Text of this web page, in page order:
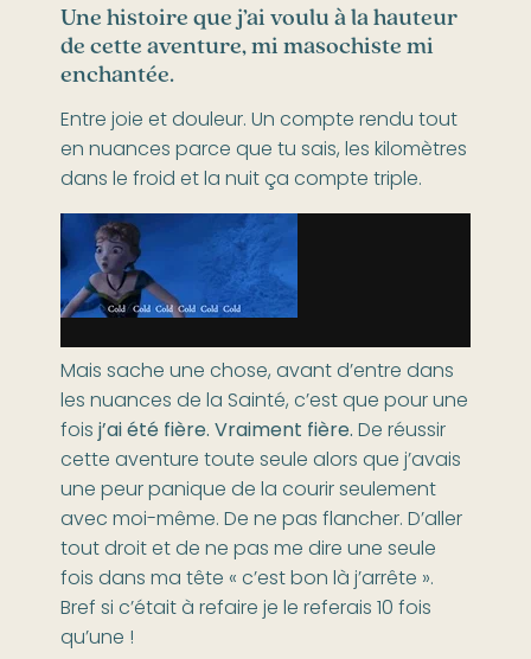
Une histoire que j’ai voulu à la hauteur
de cette aventure, mi masochiste mi
enchantée.
Entre joie et douleur. Un compte rendu tout
en nuances parce que tu sais, les kilomètres
dans le froid et la nuit ça compte triple.
Mais sache une chose, avant d’entre dans
les nuances de la Sainté, c’est que pour une
foisj’ai été fière. Vraiment fière.De réussir
cette aventure toute seule alors que j’avais
une peur panique de la courir seulement
avec moi-même. De ne pas flancher. D’aller
tout droit et de ne pas me dire une seule
fois dans ma tête « c’est bon là j’arrête ».
Bref si c’était à refaire je le referais 10 fois
qu’une !